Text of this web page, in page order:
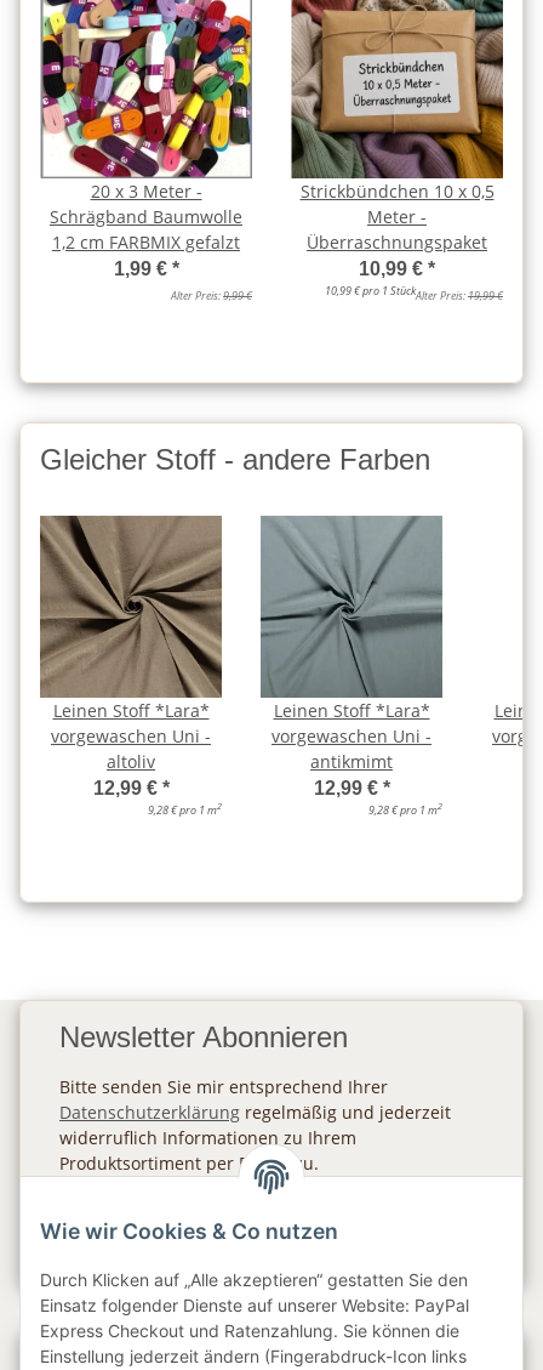
20 x 3 Meter -
Schrägband Baumwolle
1,2 cm FARBMIX gefalzt
1,99 € *
Alter Preis:9,99 €
Strickbündchen 10 x 0,5
Meter -
Überraschnungspaket
10,99 € *
10,99 € pro 1 StückAlter Preis:19,99 €
Gleicher Stoff - andere Farben
Leinen Stoff *Lara*
vorgewaschen Uni -
altoliv
12,99 € *
9,28 € pro 1 m2
Leinen Stoff *Lara*
vorgewaschen Uni -
antikmimt
12,99 € *
9,28 € pro 1 m2
Newsletter Abonnieren
Bitte senden Sie mir entsprechend Ihrer
Datenschutzerklärung regelmäßig und jederzeit
widerruflich Informationen zu Ihrem
Produktsortiment per E-Mail zu.
Gesetzliche Informationen
Wie wir Cookies & Co nutzen
Durch Klicken auf „Alle akzeptieren“ gestatten Sie den
Einsatz folgender Dienste auf unserer Website: PayPal
Express Checkout und Ratenzahlung. Sie können die
Einstellung jederzeit ändern (Fingerabdruck-Icon links